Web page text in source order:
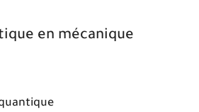
en mécanique